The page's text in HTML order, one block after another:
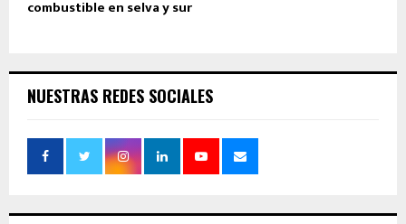
combustible en selva y sur
NUESTRAS REDES SOCIALES